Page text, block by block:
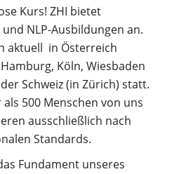
Kurs! ZHI bietet
NLP-Ausbildungen an.
aktuell in Österreich
Köln, Wiesbaden
Schweiz (in Zürich) statt.
500 Menschen von uns
ausschließlich nach
Standards.
Fundament unseres